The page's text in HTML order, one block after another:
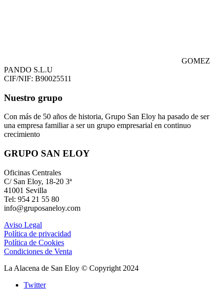
GOMEZ
PANDO S.L.U
CIF/NIF: B90025511
Nuestro grupo
Con más de 50 años de historia, Grupo San Eloy ha pasado de ser
una empresa familiar a ser un grupo empresarial en continuo
crecimiento
GRUPO SAN ELOY
Oficinas Centrales
C/ San Eloy, 18-20 3ª
41001 Sevilla
Tel: 954 21 55 80
info@gruposaneloy.com
Aviso Legal
Política de privacidad
Política de Cookies
Condiciones de Venta
La Alacena de San Eloy © Copyright 2024
Twitter